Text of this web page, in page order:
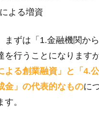
よる増資
まずは「1.金融機関か
を行うことになります
よる創業融資」と「4.
金」の代表的なものに
す。